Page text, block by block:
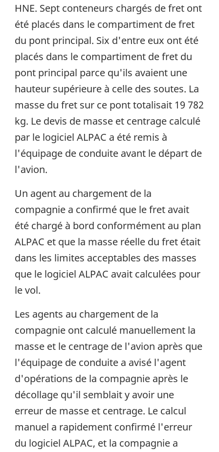
HNE. Sept conteneurs chargés de fret ont
été placés dans le compartiment de fret
du pont principal. Six d'entre eux ont été
placés dans le compartiment de fret du
pont principal parce qu'ils avaient une
hauteur supérieure à celle des soutes. La
masse du fret sur ce pont totalisait 19 782
kg. Le devis de masse et centrage calculé
par le logiciel ALPAC a été remis à
l'équipage de conduite avant le départ de
l'avion.
Un agent au chargement de la
compagnie a confirmé que le fret avait
été chargé à bord conformément au plan
ALPAC et que la masse réelle du fret était
dans les limites acceptables des masses
que le logiciel ALPAC avait calculées pour
le vol.
Les agents au chargement de la
compagnie ont calculé manuellement la
masse et le centrage de l'avion après que
l'équipage de conduite a avisé l'agent
d'opérations de la compagnie après le
décollage qu'il semblait y avoir une
erreur de masse et centrage. Le calcul
manuel a rapidement confirmé l'erreur
du logiciel ALPAC, et la compagnie a